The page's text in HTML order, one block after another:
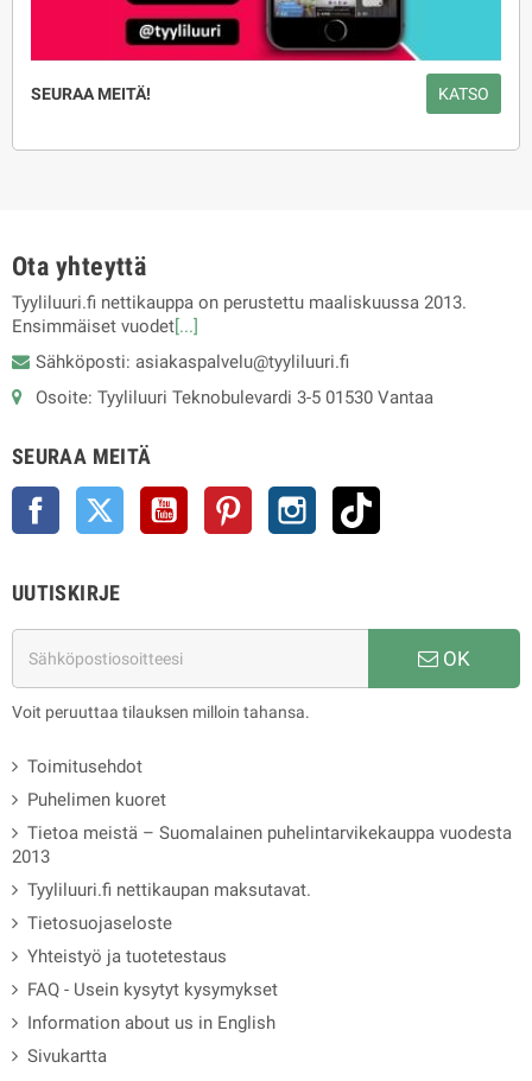
SEURAA MEITÄ! KATSO
Ota yhteyttä
Tyyliluuri.fi nettikauppa on perustettu maaliskuussa 2013.
Ensimmäiset vuodet [...]
Sähköposti: asiakaspalvelu@tyyliluuri.fi
Osoite: Tyyliluuri Teknobulevardi 3-5 01530 Vantaa
SEURAA MEITÄ
Facebook Twitter YouTube Pinterest Instagram
UUTISKIRJE
OK
Voit peruuttaa tilauksen milloin tahansa.
Toimitusehdot
Puhelimen kuoret
Tietoa meistä – Suomalainen puhelintarvikekauppa vuodesta
2013
Tyyliluuri.fi nettikaupan maksutavat.
Tietosuojaseloste
Yhteistyö ja tuotetestaus
FAQ - Usein kysytyt kysymykset
Information about us in English
Sivukartta